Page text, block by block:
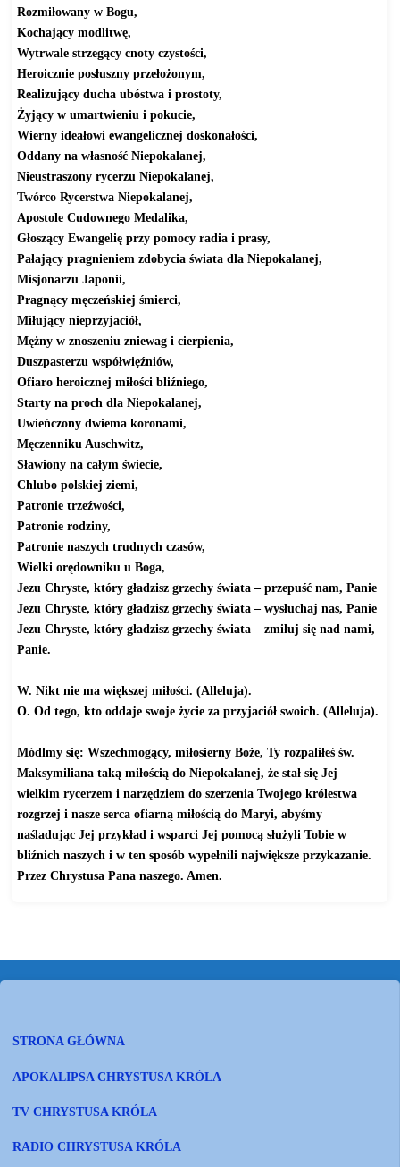
Rozmiłowany w Bogu,
Kochający modlitwę,
Wytrwale strzegący cnoty czystości,
Heroicznie posłuszny przełożonym,
Realizujący ducha ubóstwa i prostoty,
Żyjący w umartwieniu i pokucie,
Wierny ideałowi ewangelicznej doskonałości,
Oddany na własność Niepokalanej,
Nieustraszony rycerzu Niepokalanej,
Twórco Rycerstwa Niepokalanej,
Apostole Cudownego Medalika,
Głoszący Ewangelię przy pomocy radia i prasy,
Pałający pragnieniem zdobycia świata dla Niepokalanej,
Misjonarzu Japonii,
Pragnący męczeńskiej śmierci,
Miłujący nieprzyjaciół,
Mężny w znoszeniu zniewag i cierpienia,
Duszpasterzu współwięźniów,
Ofiaro heroicznej miłości bliźniego,
Starty na proch dla Niepokalanej,
Uwieńczony dwiema koronami,
Męczenniku Auschwitz,
Sławiony na całym świecie,
Chlubo polskiej ziemi,
Patronie trzeźwości,
Patronie rodziny,
Patronie naszych trudnych czasów,
Wielki orędowniku u Boga,
Jezu Chryste, który gładzisz grzechy świata – przepuść nam, Panie
Jezu Chryste, który gładzisz grzechy świata – wysłuchaj nas, Panie
Jezu Chryste, który gładzisz grzechy świata – zmiłuj się nad nami,
Panie.
W. Nikt nie ma większej miłości. (Alleluja).
O. Od tego, kto oddaje swoje życie za przyjaciół swoich. (Alleluja).
Módlmy się: Wszechmogący, miłosierny Boże, Ty rozpaliłeś św.
Maksymiliana taką miłością do Niepokalanej, że stał się Jej
wielkim rycerzem i narzędziem do szerzenia Twojego królestwa
rozgrzej i nasze serca ofiarną miłością do Maryi, abyśmy
naśladując Jej przykład i wsparci Jej pomocą służyli Tobie w
bliźnich naszych i w ten sposób wypełnili największe przykazanie.
Przez Chrystusa Pana naszego. Amen.
STRONA GŁÓWNA
APOKALIPSA CHRYSTUSA KRÓLA
TV CHRYSTUSA KRÓLA
RADIO CHRYSTUSA KRÓLA